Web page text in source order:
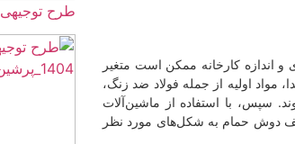
است متغیر
فولاد ضد زنگ،
از ماشین‌آلات
مورد نظر
طرح توجیهی نیروگاه خورشیدی 5 مگاواتی☀️(هزینه+درآمد) 1405